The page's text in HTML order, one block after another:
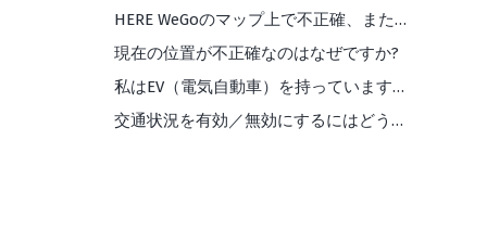
HERE WeGoのマップ上で不正確、また不足している情報を見つけた場合はどうすればよいですか?
現在の位置が不正確なのはなぜですか?
私はEV（電気自動車）を持っています。 HERE WeGo はどのようなサポートをしてくれますか?
交通状況を有効／無効にするにはどうすればよいですか?